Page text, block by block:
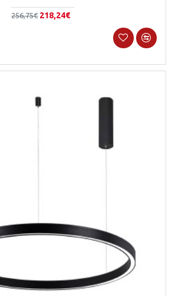
256,75€ 218,24€